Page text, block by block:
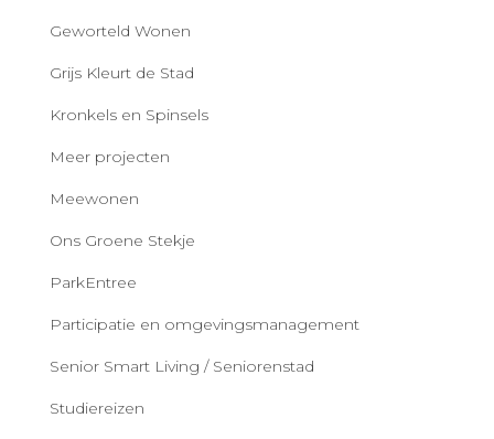
Geworteld Wonen
Grijs Kleurt de Stad
Kronkels en Spinsels
Meer projecten
Meewonen
Ons Groene Stekje
ParkEntree
Participatie en omgevingsmanagement
Senior Smart Living / Seniorenstad
Studiereizen